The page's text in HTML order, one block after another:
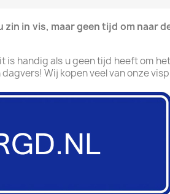
zin in vis, maar geen tijd om naar
is handig als u geen tijd heeft om
Wij kopen veel van onze